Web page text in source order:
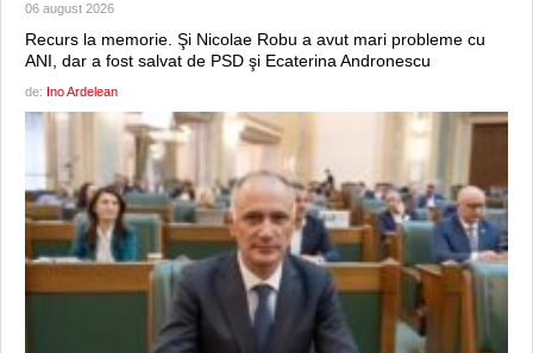
06 august 2026
Recurs la memorie. Şi Nicolae Robu a avut mari probleme cu
ANI, dar a fost salvat de PSD şi Ecaterina Andronescu
de: Ino Ardelean